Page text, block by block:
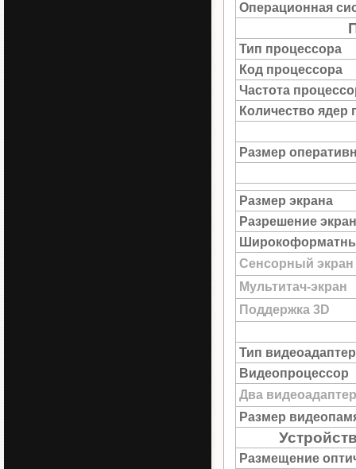
Операционная
Тип процессора
Код процессора
Частота
Количество ядер
Размер
Размер экрана
Разрешение
Сенсорный экран
Мультитач-экран
Поддержка 3D
Тип
Видеопроцессор
Два
Размер
Размещение